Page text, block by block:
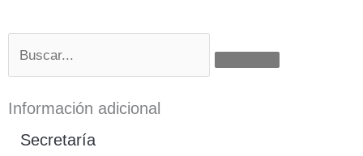
Información adicional
Secretaría